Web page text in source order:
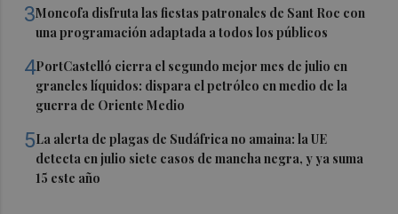
3Moncofa disfruta las fiestas patronales de Sant Roc con
una programación adaptada a todos los públicos
4PortCastelló cierra el segundo mejor mes de julio en
graneles líquidos: dispara el petróleo en medio de la
guerra de Oriente Medio
5La alerta de plagas de Sudáfrica no amaina: la UE
detecta en julio siete casos de mancha negra, y ya suma
15 este año